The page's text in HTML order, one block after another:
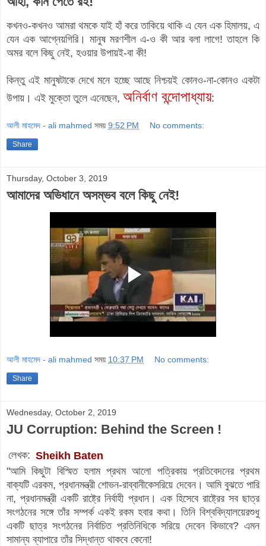
কখনও-কখনও আমরা থমকে যাই হাঁ করে তাকিয়ে থাকি এ যেন এক হিমালয়, এ
যেন এক আগ্নেয়গিরি। মানুষ মরণশীল এ-ও কী আর বলা লাগে! তাহলে কি
অমর বলে কিছু নেই, হওয়ার উপায়ই-বা কী!
কিন্তু এই মানুষটাকে দেখে মনে হচ্ছে আছে নিশ্চয়ই কোনও-না-কোনও একটা
উপায়। এই মুক্তো তুলে এনেছেন, অনির্বাণ বন্দোপাধ্যায়:
আলী মাহমেদ - ali mahmed সময় 9:52 PM No comments:
Share
Thursday, October 3, 2019
আমাদের অভিধানে অসম্ভব বলে কিছু নেই!
আলী মাহমেদ - ali mahmed সময় 10:37 PM No comments:
Share
Wednesday, October 2, 2019
JU Corruption: Behind the Screen !
লেখক: Sheikh Baten
"আমি কিছুটা বিস্মিত হলাম প্রথম আলো পত্রিকায় প্রতিবেদনের প্রথম
বাক্যটি এরকম, প্রধানমন্ত্রী শোভন-রাব্বানীকেসরিয়ে দেবেন। আমি বুঝতে পারি
না, প্রধানমন্ত্রী একটি রাষ্টে্র নির্বাহী প্রধান। এক হিসেবে রাষ্ট্রের সব ছাত্র
সংগঠনের সঙ্গে তাঁর সম্পর্ক একই রকম হবার কথা। তিনি বিশ্ববিদ্যালয়েরশুধু
একটি ছাত্র সংগঠনের নির্বাচিত প্রতিনিধিকে সরিয়ে দেবেন কিভাবে? এমন
সামান্য ব্যাপারে তাঁর সিদ্ধান্ত থাকবে কেনো!